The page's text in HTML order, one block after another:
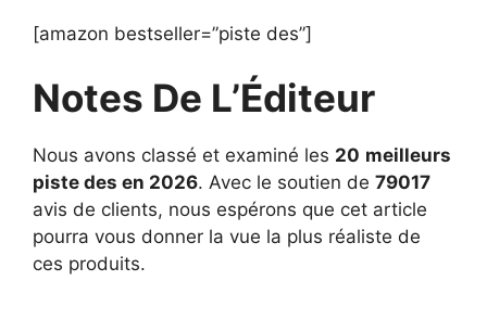
[amazon bestseller=”piste des”]
Notes De L’Éditeur
Nous avons classé et examiné les 20 meilleurs
piste des en 2026. Avec le soutien de 79017
avis de clients, nous espérons que cet article
pourra vous donner la vue la plus réaliste de
ces produits.